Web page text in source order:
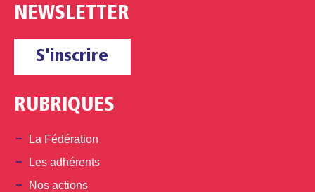
NEWSLETTER
S'inscrire
RUBRIQUES
La Fédération
Les adhérents
Nos actions